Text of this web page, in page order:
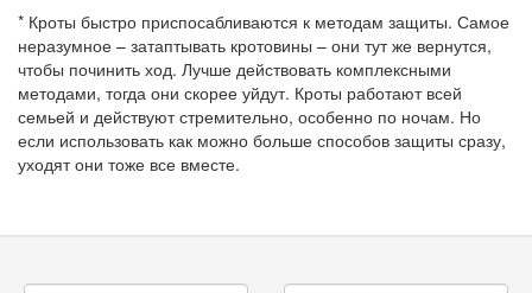
* Кроты быстро приспосабливаются к методам защиты. Самое
неразумное – затаптывать кротовины – они тут же вернутся,
чтобы починить ход. Лучше действовать комплексными
методами, тогда они скорее уйдут. Кроты работают всей
семьей и действуют стремительно, особенно по ночам. Но
если использовать как можно больше способов защиты сразу,
уходят они тоже все вместе.